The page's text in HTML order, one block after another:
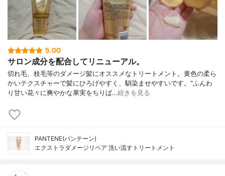
5.00
サロン成分を配合してリニューアル。
切れ毛、枝毛等のダメージ髪にオススメなトリートメント。黄色の柔ら
かいテクスチャーで髪にひろげやすく、馴染ませやすいです。"ふんわ
り甘い花々に爽やかな果実をちりば…続きを見る
PANTENE(パンテーン)
エクストラダメージリペア 洗い流すトリートメント